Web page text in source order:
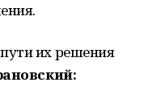
их решения